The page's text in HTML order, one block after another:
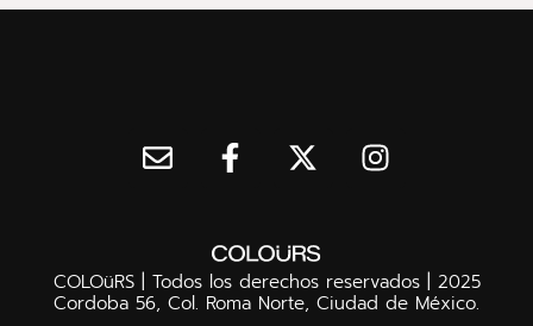
COLOüRS | Todos los derechos reservados | 2025
Cordoba 56, Col. Roma Norte, Ciudad de México.